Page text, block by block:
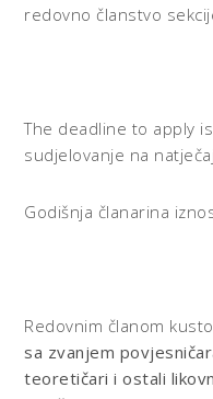
redovno članstvo
The deadline to apply is
sudjelovanje na
Godišnja članarina
Redovnim članom
sa zvanjem
teoretičari i ostali